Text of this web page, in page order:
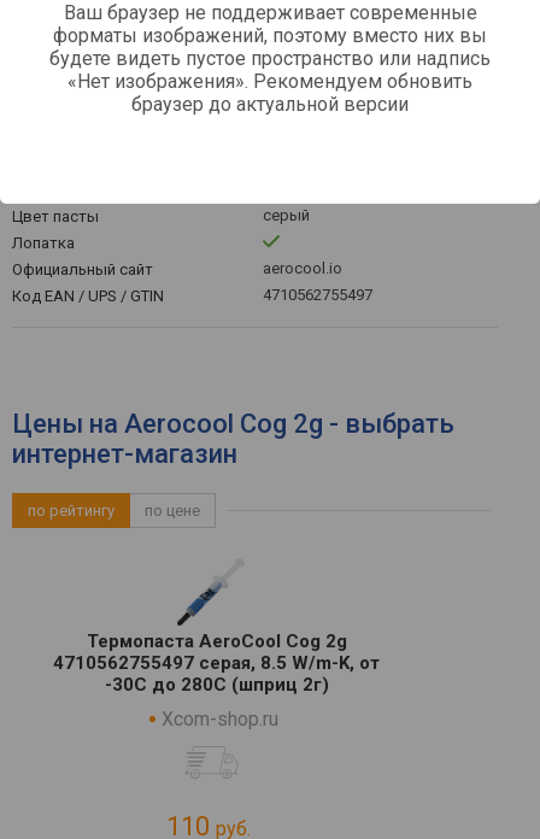
Ваш браузер не поддерживает современные
форматы изображений, поэтому вместо них вы
будете видеть пустое пространство или надпись
«Нет изображения». Рекомендуем обновить
браузер до актуальной версии
Другое
термопаста
шприц
Цвет пасты
серый
Лопатка
Официальный сайт
aerocool.io
Код EAN / UPS / GTIN
4710562755497
Цены на Aerocool Cog 2g - выбрать
интернет-магазин
по рейтингу по цене
Термопаста AeroCool Cog 2g
4710562755497 серая, 8.5 W/m-K, от
-30C до 280C (шприц 2г)
Xcom-shop.ru
110 руб.